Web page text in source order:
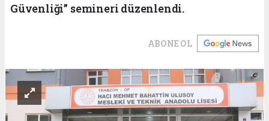
Güvenliği” semineri düzenlendi.
ABONE OL